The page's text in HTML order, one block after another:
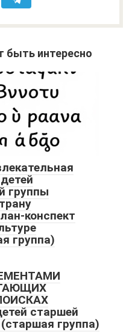
интересно
группы
конспект
группа)
старшей
группа)